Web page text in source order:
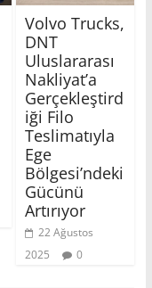
Volvo Trucks,
DNT
Uluslararası
Nakliyat’a
Gerçekleştird
iği Filo
Teslimatıyla
Ege
Bölgesi’ndeki
Gücünü
Artırıyor
22 Ağustos
2025
0